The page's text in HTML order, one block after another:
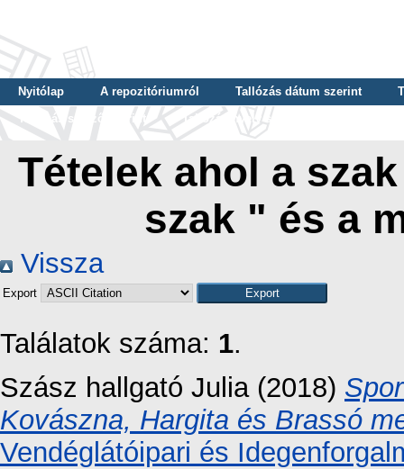
Nyitólap A repozitóriumról Tallózás dátum szerint
Tallózás szerző szerint
Tallózás nyelv szerint
Tételek ahol a
szak " és a
Vissza
Export
Találatok száma: 1.
Szász hallgató Julia (2018)
Kovászna, Hargita és Brassó
Vendéglátóipari és